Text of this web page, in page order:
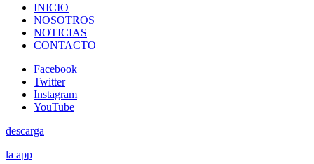
INICIO
NOSOTROS
NOTICIAS
CONTACTO
Facebook
Twitter
Instagram
YouTube
descarga
la app